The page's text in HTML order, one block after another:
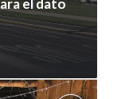
el dato